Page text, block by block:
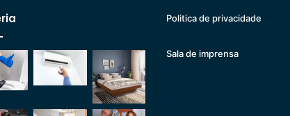
Politica de privacidade
Sala de imprensa